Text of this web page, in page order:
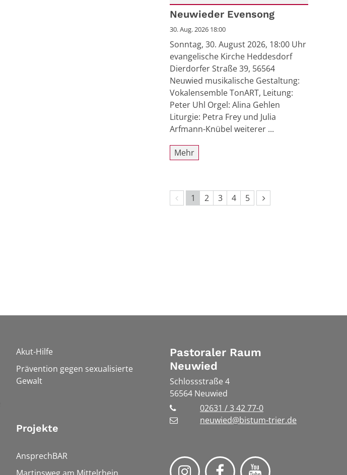
Datum: 30. August 2026
Neuwieder Evensong
30. Aug. 2026 18:00
Sonntag, 30. August 2026, 18:00 Uhr
evangelische Kirche Heddesdorf
Dierdorfer Straße 39, 56564
Neuwied musikalische Gestaltung:
Vokalensemble TonART, Leitung:
Peter Uhl Orgel: Alina Gehlen
Liturgie: Petra Frey und Julia
Arfmann-Knübel weiterer ...
Mehr
Vorherige Seite
1 2 3 4 5 Nächste Seite
Akut-Hilfe
Prävention gegen sexualisierte
Gewalt
Projekte
AnsprechBAR
Pastoraler Raum
Neuwied
Schlossstraße 4
56564 Neuwied
02631 / 3 42 77-0
neuwied@bistum-trier.de